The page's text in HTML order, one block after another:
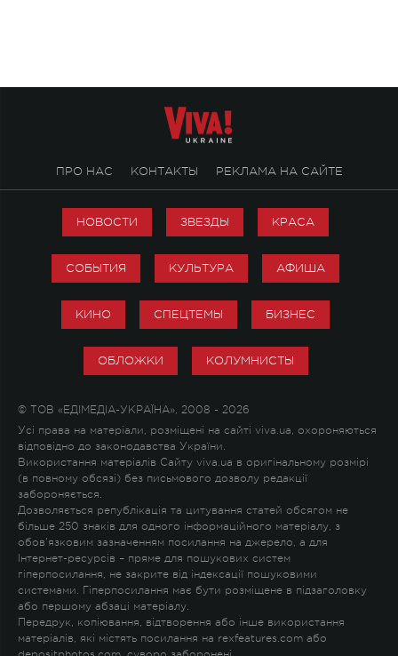
ПРО НАС КОНТАКТЫ РЕКЛАМА НА САЙТЕ
НОВОСТИ ЗВЕЗДЫ КРАСА
СОБЫТИЯ КУЛЬТУРА АФИША
КИНО СПЕЦТЕМЫ БИЗНЕС
ОБЛОЖКИ КОЛУМНИСТЫ
© ТОВ «ЕДІМЕДІА-УКРАЇНА», 2008 - 2026
Усі права на матеріали, розміщені на сайті viva.ua, охороняються
відповідно до законодавства України.
Використання матеріалів Сайту viva.ua в оригінальному розмірі
(в повному обсязі) без письмового дозволу редакції
забороняється.
Дозволяється републікація та цитування статей обсягом не
більше 250 знаків для одного інформаційного матеріалу, з
обов'язковим зазначенням посилання на джерело, а для
Інтернет-ресурсів – пряме для пошукових систем
гіперпосилання, не закрите від індексації пошуковими
системами. Гіперпосилання має бути розміщене в підзаголовку
або першому абзаці матеріалу.
Передрук, копіювання, відтворення або інше використання
матеріалів, які містять посилання на rexfeatures.com або